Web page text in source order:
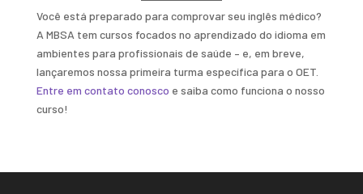
Você está preparado para comprovar seu inglês médico?
A MBSA tem cursos focados no aprendizado do idioma em
ambientes para profissionais de saúde – e, em breve,
lançaremos nossa primeira turma específica para o OET.
Entre em contato conosco e saiba como funciona o nosso
curso!